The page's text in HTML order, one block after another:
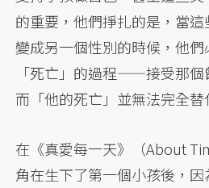
的重要，他們掙扎的是，當
變成另一個性別的時候，他
「死亡」的過程——接受那個
而「他的死亡」並無法完全替
在《真愛每一天》（About
角在生下了第一個小孩後，